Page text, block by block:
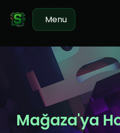
Menu
Mağaza'ya